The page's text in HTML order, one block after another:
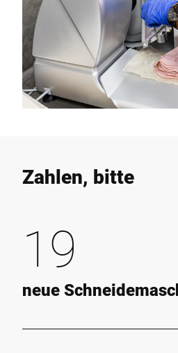
Zahlen, bitte
19
neue